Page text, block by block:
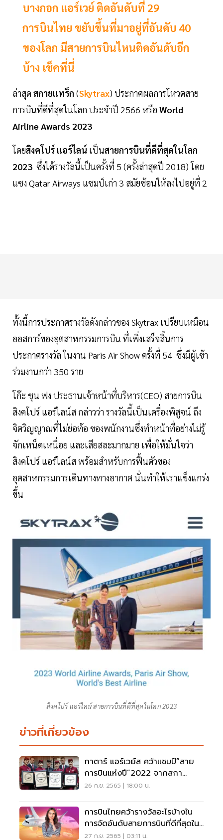
บางกอก แอร์เวย์ ติดอันดับที่ 29
การบินไทย ขยับขึ้นที่มาอยู่ที่อันดับ 40
ของโลก มีสายการบินไหนติดอันดับอีก
บ้าง เช็คที่นี่
ล่าสุด สกายแทร็ก (Skytrax) ประกาศผลการโหวตสาย
การบินที่ดีที่สุดในโลก ประจำปี 2566 หรือ World
Airline Awards 2023
โดยสิงคโปร์ แอร์ไลน์ เป็นสายการบินที่ดีที่สุดในโลก
2023 ซึ่งได้รางวัลนี้เป็นครั้งที่ 5 (ครั้งล่าสุดปี 2018) โดย
แซง Qatar Airways แชมป์เก่า 3 สมัยซ้อนให้ลงไปอยู่ที่ 2
ทั้งนี้การประกาศรางวัลดังกล่าวของ Skytrax เปรียบเหมือน
ออสการ์ของอุตสาหกรรมการบิน ที่เพิ่งเสร็จสิ้นการ
ประกาศรางวัล ในงาน Paris Air Show ครั้งที่ 54 ซึ่งมีผู้เข้า
ร่วมงานกว่า 350 ราย
โก๊ะ ชุน ฟง ประธานเจ้าหน้าที่บริหาร(CEO) สายการบิน
สิงคโปร์ แอร์ไลน์ส กล่าวว่า รางวัลนี้เป็นเครื่องพิสูจน์ ถึง
จิตวิญญาณที่ไม่ย่อท้อ ของพนักงานซึ่งทำหน้าที่อย่างไม่รู้
จักเหน็ดเหนื่อย และเสียสละมากมาย เพื่อให้มั่นใจว่า
สิงคโปร์ แอร์ไลน์ส พร้อมสำหรับการฟื้นตัวของ
อุตสาหกรรมการเดินทางทางอากาศ นั่นทำให้เราแข็งแกร่ง
ขึ้น
สิงคโปร์ แอร์ไลน์ สายการบินที่ดีที่สุดในโลก 2023
ข่าวที่เกี่ยวข้อง
กาตาร์ แอร์เวย์ส คว้าแชมป์“สาย
การบินแห่งปี”2022 จากสกา
ยแทร็กซ์
26 ก.ย. 2565 | 18:00 น.
การบินไทยคว้ารางวัลอะไรบ้างใน
การจัดอันดับสายการบินที่ดีที่สุดใน
โลก2022
27 ก.ย. 2565 | 03:11 น.